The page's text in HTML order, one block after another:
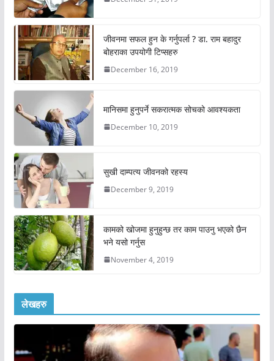
जीवनमा सफल हुन के गर्नुपर्ला ? डा. राम बहादुर
बोहराका उपयोगी टिप्सहरु
December 16, 2019
मानिसमा हुनुपर्ने सकरात्मक सोचको आवश्यकता
December 10, 2019
सुखी दाम्पत्य जीवनको रहस्य
December 9, 2019
कामको खोजमा हुनुहुन्छ तर काम पाउनु भएको छैन
भने यसो गर्नुस
November 4, 2019
लेखहरु